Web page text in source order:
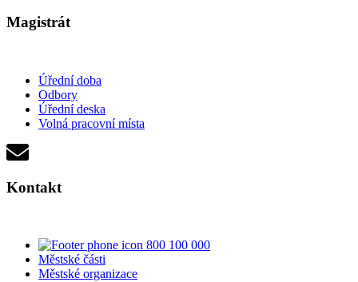
Magistrát
Úřední doba
Odbory
Úřední deska
Volná pracovní místa
Kontakt
800 100 000
Městské části
Městské organizace